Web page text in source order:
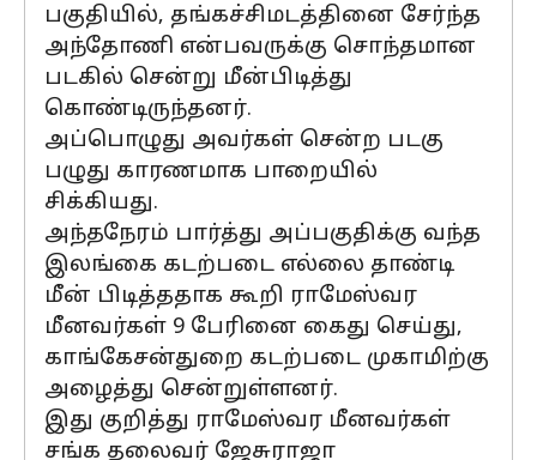
பகுதியில், தங்கச்சிமடத்தினை சேர்ந்த
அந்தோணி என்பவருக்கு சொந்தமான
படகில் சென்று மீன்பிடித்து
கொண்டிருந்தனர்.
அப்பொழுது அவர்கள் சென்ற படகு
பழுது காரணமாக பாறையில்
சிக்கியது.
அந்தநேரம் பார்த்து அப்பகுதிக்கு வந்த
இலங்கை கடற்படை எல்லை தாண்டி
மீன் பிடித்ததாக கூறி ராமேஸ்வர
மீனவர்கள் 9 பேரினை கைது செய்து,
காங்கேசன்துறை கடற்படை முகாமிற்கு
அழைத்து சென்றுள்ளனர்.
இது குறித்து ராமேஸ்வர மீனவர்கள்
சங்க தலைவர் ஜேசுராஜா